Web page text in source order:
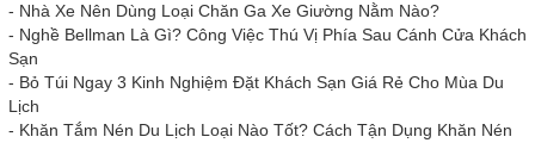
- Nhà Xe Nên Dùng Loại Chăn Ga Xe Giường Nằm Nào?
- Nghề Bellman Là Gì? Công Việc Thú Vị Phía Sau Cánh Cửa Khách
Sạn
- Bỏ Túi Ngay 3 Kinh Nghiệm Đặt Khách Sạn Giá Rẻ Cho Mùa Du
Lịch
- Khăn Tắm Nén Du Lịch Loại Nào Tốt? Cách Tận Dụng Khăn Nén